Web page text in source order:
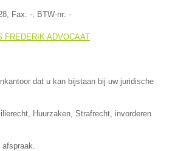
, Fax: - , BTW-nr: -
FREDERIK ADVOCAAT
dat u kan bijstaan bij uw juridische
Huurzaken, Strafrecht, invorderen